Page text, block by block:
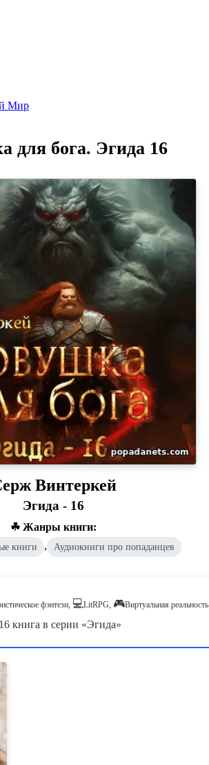
Мир
для бога. Эгида 16
Винтеркей
Эгида - 16
☘ Жанры книги:
книги , Аудиокниги про попаданцев
фэнтези, 💻LitRPG, 🎮Виртуальная реальность
книга в серии «Эгида»